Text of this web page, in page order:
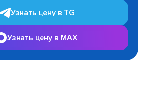
Узнать цену в TG
Узнать цену в MAX